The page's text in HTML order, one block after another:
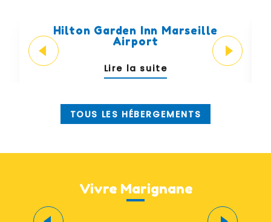
Hilton Garden Inn Marseille
Airport
Lire la suite
TOUS LES HÉBERGEMENTS
Vivre Marignane